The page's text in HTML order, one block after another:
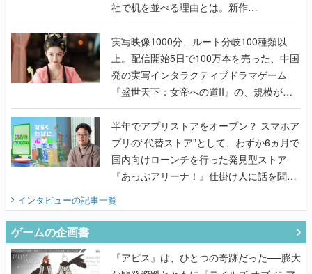
社で机を並べる理由とは。新作
『TATSUJIN EXTREME』で初タッグを組
んだレジェンド2人に訊く開発秘話
実写映像1000分、ルート分岐100種類以
上。配信開始5日で100万本を売った、中国
発の実写インタラクティブドラマゲーム
『盛世天下：女帝への道II』の、規模が違
うこだわりをプロデューサーに聞いた
半年でアプリストアをオープン？ スマホア
プリの“代替ストア”として、わずか6ヵ月で
国内向けローンチを行った発見型ストア
『あっぷアリーナ！』仕掛け人に話を聞い
てみた
インタビューの記事一覧
ゲームの企画書
『アビス』は、ひとつの奇跡だった──膨大